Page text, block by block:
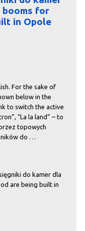
booms for
in Opole
For the sake of
below in the
to switch the active
“La la land” – to
topowych
do …
do kamer dla
are being built in